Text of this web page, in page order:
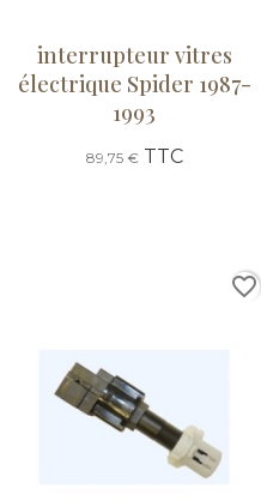
interrupteur vitres
électrique Spider 1987-
1993
89,75 €TTC
favorite_border